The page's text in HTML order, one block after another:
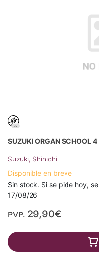
SUZUKI ORGAN SCHOOL 4
Suzuki, Shinichi
Disponible en breve
Sin stock. Si se pide hoy,
17/08/26
PVP. 29,90€